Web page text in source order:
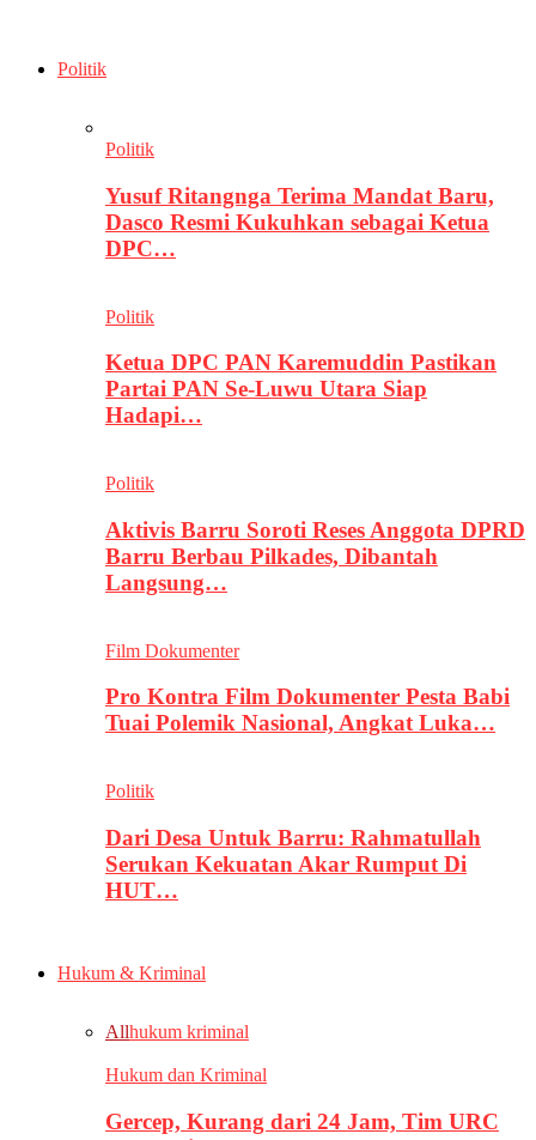
Politik
Politik
Yusuf Ritangnga Terima Mandat Baru,
Dasco Resmi Kukuhkan sebagai Ketua
DPC…
Politik
Ketua DPC PAN Karemuddin Pastikan
Partai PAN Se-Luwu Utara Siap
Hadapi…
Politik
Aktivis Barru Soroti Reses Anggota DPRD
Barru Berbau Pilkades, Dibantah
Langsung…
Film Dokumenter
Pro Kontra Film Dokumenter Pesta Babi
Tuai Polemik Nasional, Angkat Luka…
Politik
Dari Desa Untuk Barru: Rahmatullah
Serukan Kekuatan Akar Rumput Di
HUT…
Hukum & Kriminal
Allhukum kriminal
Hukum dan Kriminal
Gercep, Kurang dari 24 Jam, Tim URC